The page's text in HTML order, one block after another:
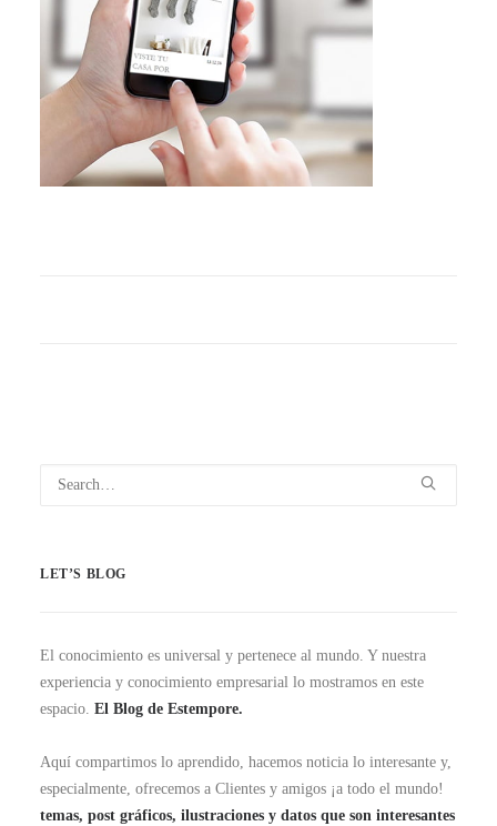
LET’S BLOG
El conocimiento es universal y pertenece al mundo. Y nuestra
experiencia y conocimiento empresarial lo mostramos en este
espacio. El Blog de Estempore.
Aquí compartimos lo aprendido, hacemos noticia lo interesante y,
especialmente, ofrecemos a Clientes y amigos ¡a todo el mundo!
temas, post gráficos, ilustraciones y datos que son interesantes